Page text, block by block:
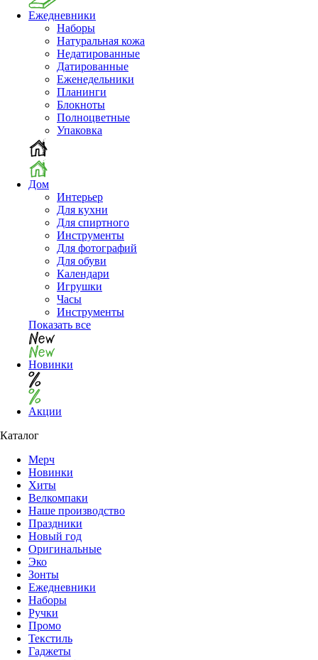
Ежедневники
Наборы
Натуральная кожа
Недатированные
Датированные
Еженедельники
Планинги
Блокноты
Полноцветные
Упаковка
Дом
Интерьер
Для кухни
Для спиртного
Инструменты
Для фотографий
Для обуви
Календари
Игрушки
Часы
Инструменты
Показать все
Новинки
Акции
Каталог
Мерч
Новинки
Хиты
Велкомпаки
Наше производство
Праздники
Новый год
Оригинальные
Эко
Зонты
Ежедневники
Наборы
Ручки
Промо
Текстиль
Гаджеты